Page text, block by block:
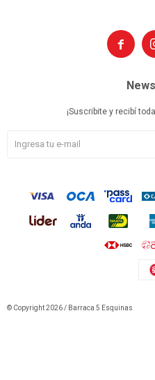

¡Suscribite y recibí
© Copyright 2026 / Barraca 5 Esquinas